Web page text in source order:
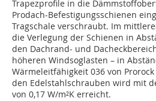
Trapezprofile in die
Prodach-Befestigungsschienen
Tragschale verschraubt. Im
die Verlegung der Schienen in
den Dachrand- und
höheren Windsoglasten – in
Wärmeleitfähigkeit 036 von
den Edelstahlschrauben wird mit
von 0,17 W/m²K erreicht.